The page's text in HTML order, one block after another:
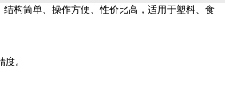
构简单、操作方便、性价比高，适用于塑料、食
。